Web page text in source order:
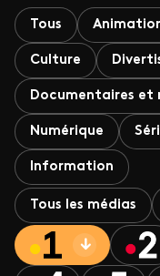
Tous
Culture
Documentaires et
Numérique
Information
Tous les médias